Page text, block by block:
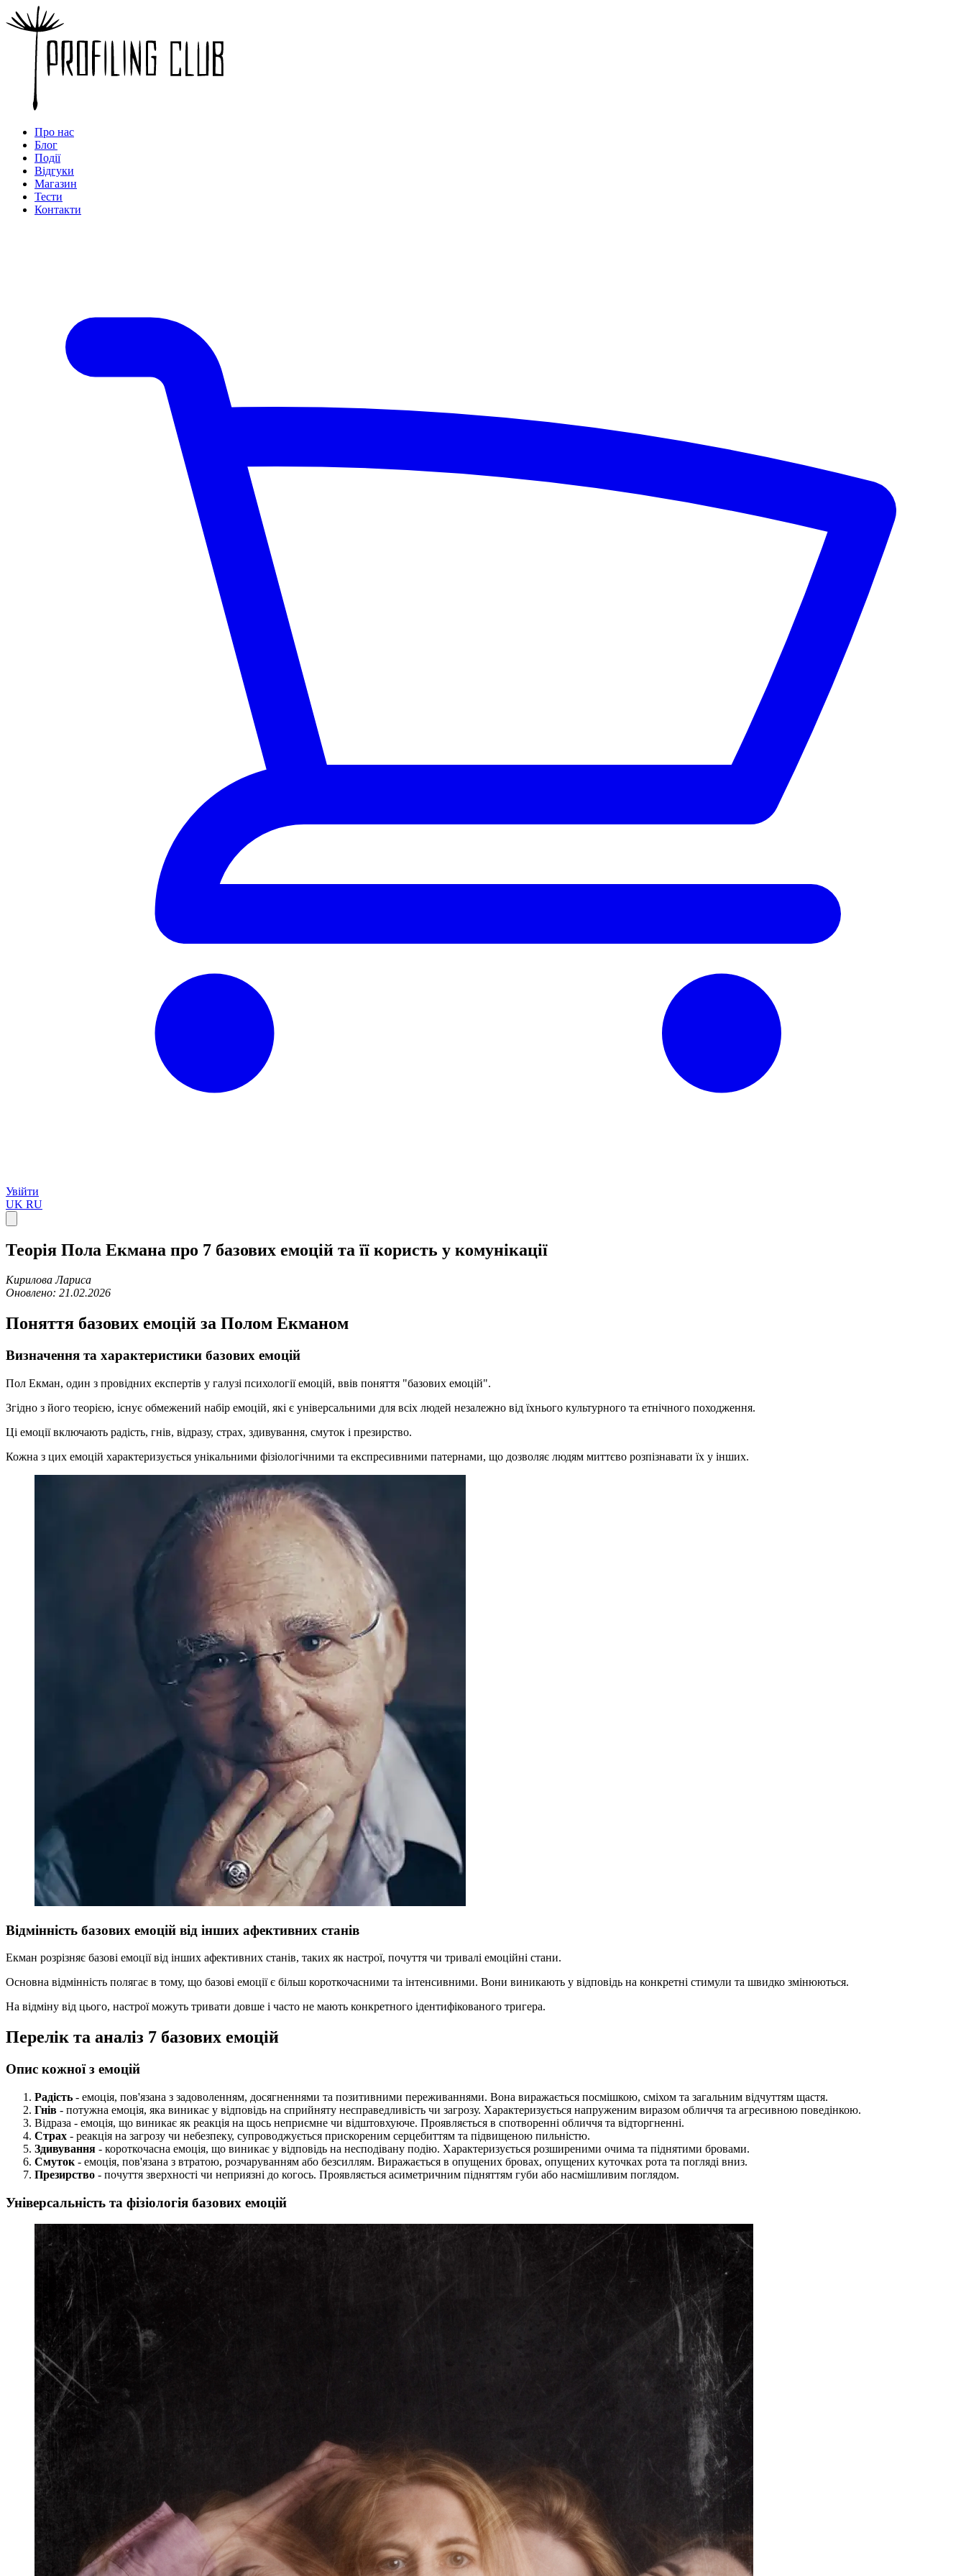
Про нас
Блог
Події
Відгуки
Магазин
Тести
Контакти
Увійти
UK RU
Теорія Пола Екмана про 7 базових емоцій та її користь у комунікації
Кирилова Лариса
Оновлено: 21.02.2026
Поняття базових емоцій за Полом Екманом
Визначення та характеристики базових емоцій
Пол Екман, один з провідних експертів у галузі психології емоцій, ввів поняття "базових емоцій".
Згідно з його теорією, існує обмежений набір емоцій, які є універсальними для всіх людей незалежно від їхнього культурного та етнічного походження.
Ці емоції включають радість, гнів, відразу, страх, здивування, смуток і презирство.
Кожна з цих емоцій характеризується унікальними фізіологічними та експресивними патернами, що дозволяє людям миттєво розпізнавати їх у інших.
Відмінність базових емоцій від інших афективних станів
Екман розрізняє базові емоції від інших афективних станів, таких як настрої, почуття чи тривалі емоційні стани.
Основна відмінність полягає в тому, що базові емоції є більш короткочасними та інтенсивними. Вони виникають у відповідь на конкретні стимули та швидко змінюються.
На відміну від цього, настрої можуть тривати довше і часто не мають конкретного ідентифікованого тригера.
Перелік та аналіз 7 базових емоцій
Опис кожної з емоцій
Радість - емоція, пов'язана з задоволенням, досягненнями та позитивними переживаннями. Вона виражається посмішкою, сміхом та загальним відчуттям щастя.
Гнів - потужна емоція, яка виникає у відповідь на сприйняту несправедливість чи загрозу. Характеризується напруженим виразом обличчя та агресивною поведінкою.
Відраза - емоція, що виникає як реакція на щось неприємне чи відштовхуюче. Проявляється в спотворенні обличчя та відторгненні.
Страх - реакція на загрозу чи небезпеку, супроводжується прискореним серцебиттям та підвищеною пильністю.
Здивування - короткочасна емоція, що виникає у відповідь на несподівану подію. Характеризується розширеними очима та піднятими бровами.
Смуток - емоція, пов'язана з втратою, розчаруванням або безсиллям. Виражається в опущених бровах, опущених куточках рота та погляді вниз.
Презирство - почуття зверхності чи неприязні до когось. Проявляється асиметричним підняттям губи або насмішливим поглядом.
Універсальність та фізіологія базових емоцій